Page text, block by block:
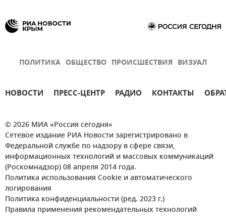
ПОЛИТИКА ОБЩЕСТВО ПРОИСШЕСТВИЯ ВИЗУАЛ
НОВОСТИ ПРЕСС-ЦЕНТР РАДИО КОНТАКТЫ
© 2026 МИА «Россия сегодня»
Сетевое издание РИА Новости зарегистрировано в
Федеральной службе по надзору в сфере связи,
информационных технологий и массовых коммуникаций
(Роскомнадзор) 08 апреля 2014 года.
Политика использования Cookie и автоматического
логирования
Политика конфиденциальности (ред. 2023 г.)
Правила применения рекомендательных технологий